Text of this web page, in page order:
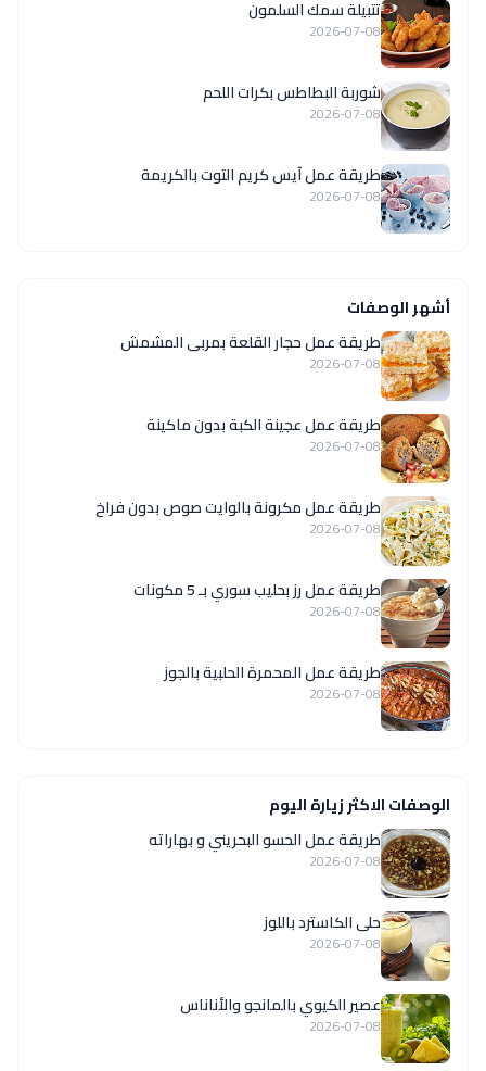
تتبيلة سمك السلمون
2026-07-08
شوربة البطاطس بكرات اللحم
2026-07-08
طريقة عمل آيس كريم التوت بالكريمة
2026-07-08
أشهر الوصفات
طريقة عمل حجار القلعة بمربى المشمش
2026-07-08
طريقة عمل عجينة الكبة بدون ماكينة
2026-07-08
طريقة عمل مكرونة بالوايت صوص بدون فراخ
2026-07-08
طريقة عمل رز بحليب سوري بـ 5 مكونات
2026-07-08
طريقة عمل المحمرة الحلبية بالجوز
2026-07-08
الوصفات الاكثر زيارة اليوم
طريقة عمل الحسو البحريني و بهاراته
2026-07-08
حلى الكاسترد باللوز
2026-07-08
عصير الكيوي بالمانجو والأناناس
2026-07-08